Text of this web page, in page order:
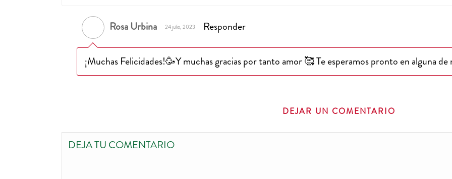
Rosa Urbina 24 julio, 2023 Responder
¡Muchas Felicidades!🥳Y muchas gracias por tanto amor 🥰 Te esperamos pronto en alguna de
DEJAR UN COMENTARIO